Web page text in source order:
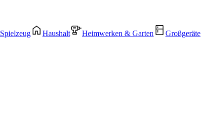
Spielzeug Haushalt Heimwerken & Garten Großgeräte